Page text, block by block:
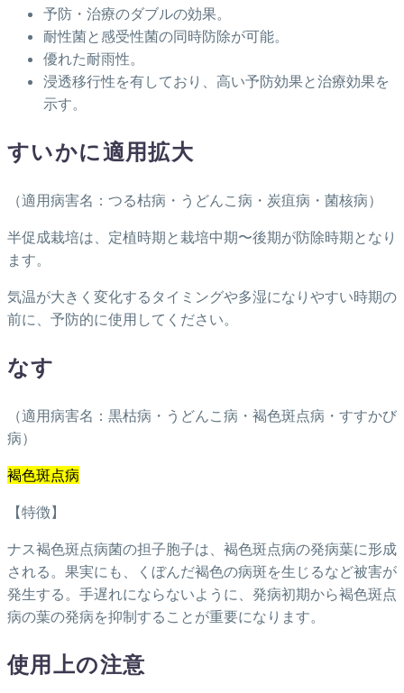
予防・治療のダブルの効果。
耐性菌と感受性菌の同時防除が可能。
優れた耐雨性。
浸透移行性を有しており、高い予防効果と治療効果を
示す。
すいかに適用拡大
（適用病害名：つる枯病・うどんこ病・炭疽病・菌核病）
半促成栽培は、定植時期と栽培中期〜後期が防除時期となり
ます。
気温が大きく変化するタイミングや多湿になりやすい時期の
前に、予防的に使用してください。
なす
（適用病害名：黒枯病・うどんこ病・褐色斑点病・すすかび
病）
褐色斑点病
【特徴】
ナス褐色斑点病菌の担子胞子は、褐色斑点病の発病葉に形成
される。果実にも、くぼんだ褐色の病斑を生じるなど被害が
発生する。手遅れにならないように、発病初期から褐色斑点
病の葉の発病を抑制することが重要になります。
使用上の注意